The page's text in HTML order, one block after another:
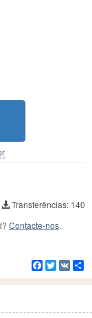
Transferências: 140
Contacte-nos,
Facebook
Twitter
VK